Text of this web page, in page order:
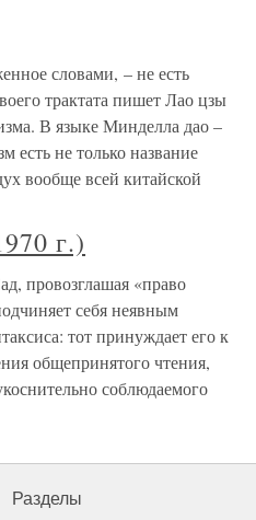
словами, – не есть
трактата пишет Лао цзы
В языке Минделла дао –
есть не только название
вообще всей китайской
г.)
провозглашая «право
себя неявным
тот принуждает его к
общепринятого чтения,
соблюдаемого
Разделы